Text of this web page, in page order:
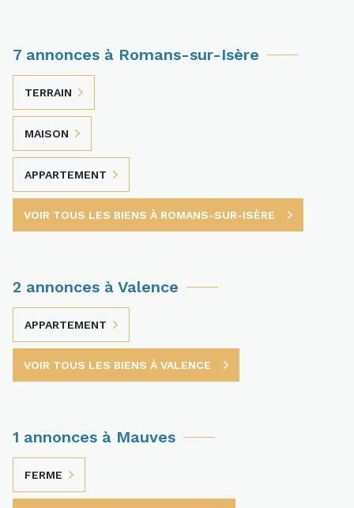
7 annonces à Romans-sur-Isère
TERRAIN
MAISON
APPARTEMENT
VOIR TOUS LES BIENS À ROMANS-SUR-ISÈRE
2 annonces à Valence
APPARTEMENT
VOIR TOUS LES BIENS À VALENCE
1 annonces à Mauves
FERME